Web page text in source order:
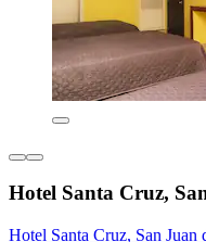
Hotel Santa Cruz,
Hotel Santa Cruz, San Juan